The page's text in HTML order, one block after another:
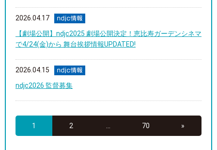
2026.04.17
【劇場公開】ndjc2025 劇場公開決定！恵比寿ガーデンシネマ
で4/24(金)から 舞台挨拶情報UPDATED!
2026.04.15
ndjc2026 監督募集
1 2 70 »